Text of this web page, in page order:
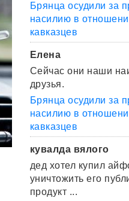
Брянца осудили за
насилию в
кавказцев
Елена
Сейчас они наши
друзья.
Брянца осудили за
насилию в
кавказцев
кувалда вялого
дед хотел купил
уничтожить его
продукт ...